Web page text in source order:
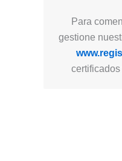
Para
gestione